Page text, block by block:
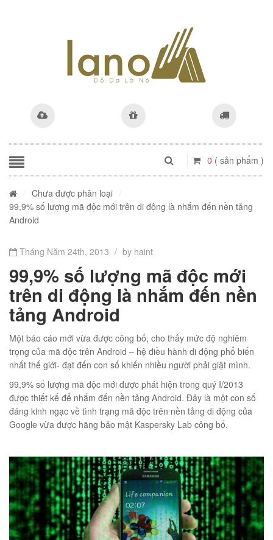
0 ( sản phẩm )
Chưa được phân loại
99,9% số lượng mã độc mới trên di động là nhắm đến nền tảng
Android
Jeep giá rẻ JR03
GIỎ
Tháng Năm 24th, 2013 / by haint
99,9% số lượng mã độc mới
trên di động là nhắm đến nền
tảng Android
Một báo cáo mới vừa được công bố, cho thấy mức độ nghiêm
trọng của mã độc trên Android – hệ điều hành di động phổ biến
nhất thế giới- đạt đến con số khiến nhiều người phải giật mình.
99,9% số lượng mã độc mới được phát hiện trong quý I/2013
được thiết kế để nhắm đến nền tảng Android. Đây là một con số
đáng kinh ngạc về tình trạng mã độc trên nền tảng di động của
Google vừa được hãng bảo mật Kaspersky Lab công bố.